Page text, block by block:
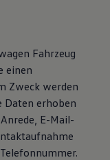
Fahrzeug
einen
Zweck werden
Daten erhoben
E-Mail-